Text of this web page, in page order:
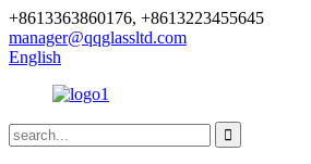
+8613363860176, +8613223455645
manager@qqglassltd.com
English